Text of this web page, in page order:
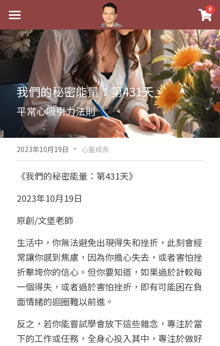
0
最新消息
關於我
實體經營
祖傳命理
手工印鑑
課程介紹
五行八字學
後天派陽宅
Blog
黃金會員專區
八字雜記
心靈成長
人氣最高
站長精選
臉書生活
好書推廌
試閱專區
Podcast聽書
團隊訓練營
八字視頻
陽宅視頻
線上直播
自我挑戰
線上學苑
八字初階班1
八字初階班2
八字進階班
八字中階班
八字高階班
五人實戰班
五行計算初階班
命理商城
八字完整班
《十神高階實戰錄》完整典藏版
科學八字推理PDF
八字批命
小兒命名
我的著作
科學八字推理1
科學八字推理2
科學八字推理3
科學八字輕鬆學
輕鬆學會科學八字推理
與我預約
批命預約
上課預約
常見問題
FB粉絲頁
登錄/註冊
搜索
繁體中文
0938617837
我們的秘密能量：第431天
平常心吸引力法則
2023年10月19日 · 心靈成長
《我們的秘密能量：第431天》
2023年10月19日
原創/文堡老師
生活中，你無法避免出現得失和挫折，此刻會經
常讓你感到焦慮，因為你擔心失去，或者害怕挫
折擊垮你的信心。但你要知道，如果過於計較每
一個得失，或者過於害怕挫折，即有可能困在負
面情緒的迴圈難以前進。
反之，若你能嘗試學會放下這些雜念，專注於當
下的工作或任務，全身心投入其中，專注於做好
×
商品分類
八字線上完整班
科學八字推理PDF
《十神高階實戰錄》完整典藏版
1美元超值PDF